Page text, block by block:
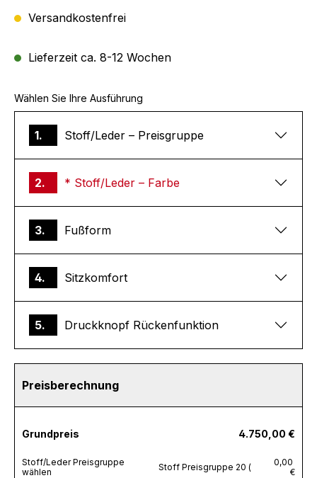
Versandkostenfrei
Lieferzeit ca. 8-12 Wochen
Wählen Sie Ihre Ausführung
1. Stoff/Leder – Preisgruppe
2. * Stoff/Leder – Farbe
3. Fußform
4. Sitzkomfort
5. Druckknopf Rückenfunktion
Preisberechnung
Grundpreis 4.750,00 €
Stoff/Leder Preisgruppe
wählen
Stoff Preisgruppe 20 (
0,00
€